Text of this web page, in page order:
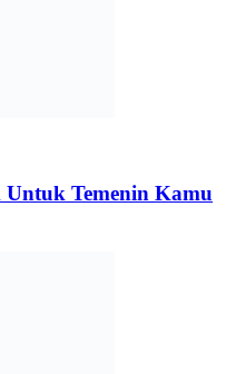
Untuk Temenin Kamu